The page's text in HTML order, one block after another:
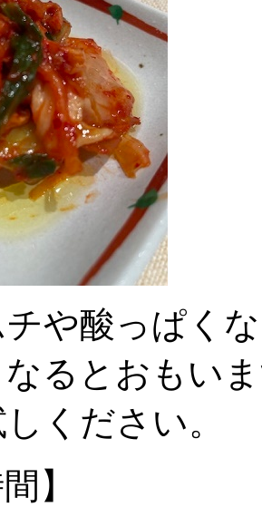
や酸っぱく
るとおもい
ください。
】